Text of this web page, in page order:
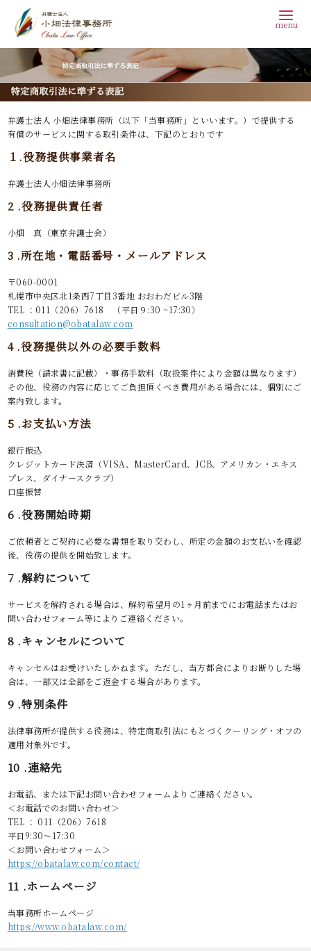
ン
テ
ン
移
動
弁護士法人 小畑法律事務所（以下「当事務所」といいます。）で提供する
有償のサービスに関する取引条件は、下記のとおりです
１.役務提供事業者名
弁護士法人小畑法律事務所
2 .役務提供責任者
小畑 真（東京弁護士会）
3 .所在地・電話番号・メールアドレス
〒060-0001
札幌市中央区北1条西7丁目3番地 おおわだビル3階
TEL ：011（206）7618 （平日９:30 ~17:30）
consultation@obatalaw.com
4 .役務提供以外の必要手数料
消費税（請求書に記載）・事務手数料（取扱案件により金額は異なります）
その他、役務の内容に応じてご負担頂くべき費用がある場合には、個別にご
案内致します。
5 .お支払い方法
銀行振込
クレジットカード決済（VISA、MasterCard、JCB、アメリカン・エキス
プレス、ダイナースクラブ）
口座振替
6 .役務開始時期
ご依頼者とご契約に必要な書類を取り交わし、所定の金額のお支払いを確認
後、役務の提供を開始致します。
7 .解約について
サービスを解約される場合は、解約希望月の1ヶ月前までにお電話またはお
問い合わせフォーム等によりご連絡ください。
8 .キャンセルについて
キャンセルはお受けいたしかねます。ただし、当方都合によりお断りした場
合は、一部又は全部をご返金する場合があります。
9 .特別条件
法律事務所が提供する役務は、特定商取引法にもとづくクーリング・オフの
適用対象外です。
10 .連絡先
お電話、または下記お問い合わせフォームよりご連絡ください。
＜お電話でのお問い合わせ＞
TEL ： 011（206）7618
平日9:30～17:30
＜お問い合わせフォーム＞
https://obatalaw.com/contact/
11 .ホームページ
当事務所ホームページ
https://www.obatalaw.com/